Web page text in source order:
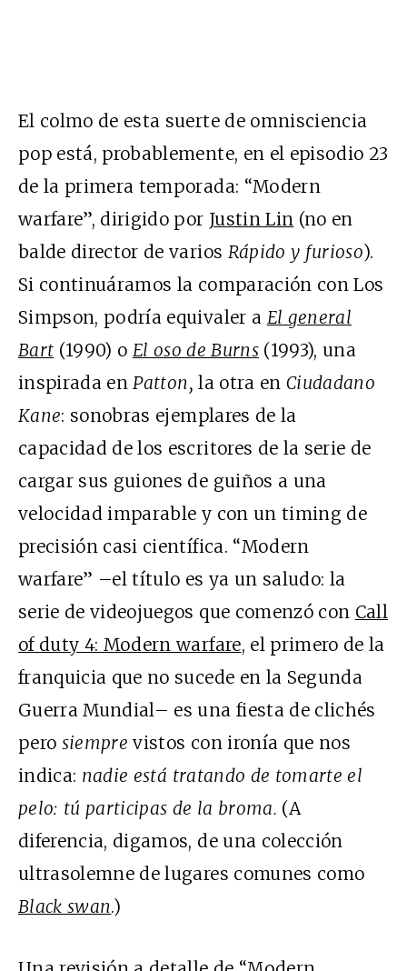
El colmo de esta suerte de omnisciencia
pop está, probablemente, en el episodio 23
de la primera temporada: “Modern
warfare”, dirigido por Justin Lin (no en
balde director de varios Rápido y furioso).
Si continuáramos la comparación con Los
Simpson, podría equivaler a El general
Bart (1990) o El oso de Burns (1993), una
inspirada en Patton,la otra en Ciudadano
Kane: sonobras ejemplares de la
capacidad de los escritores de la serie de
cargar sus guiones de guiños a una
velocidad imparable y con un timing de
precisión casi científica. “Modern
warfare” –el título es ya un saludo: la
serie de videojuegos que comenzó con Call
of duty 4: Modern warfare, el primero de la
franquicia que no sucede en la Segunda
Guerra Mundial– es una fiesta de clichés
pero siemprevistos con ironía que nos
indica: nadie está tratando de tomarte el
pelo: tú participas de la broma. (A
diferencia, digamos, de una colección
ultrasolemne de lugares comunes como
Black swan.)